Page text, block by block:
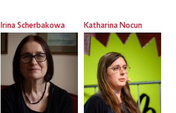
Irina Scherbakowa Katharina Nocun